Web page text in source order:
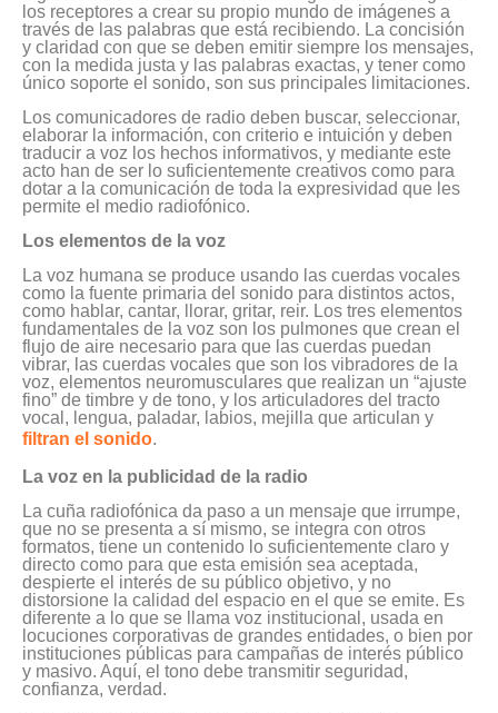
los receptores a crear su propio mundo de imágenes a
través de las palabras que está recibiendo. La concisión
y claridad con que se deben emitir siempre los mensajes,
con la medida justa y las palabras exactas, y tener como
único soporte el sonido, son sus principales limitaciones.
Los comunicadores de radio deben buscar, seleccionar,
elaborar la información, con criterio e intuición y deben
traducir a voz los hechos informativos, y mediante este
acto han de ser lo suficientemente creativos como para
dotar a la comunicación de toda la expresividad que les
permite el medio radiofónico.
Los elementos de la voz
La voz humana se produce usando las cuerdas vocales
como la fuente primaria del sonido para distintos actos,
como hablar, cantar, llorar, gritar, reir. Los tres elementos
fundamentales de la voz son los pulmones que crean el
flujo de aire necesario para que las cuerdas puedan
vibrar, las cuerdas vocales que son los vibradores de la
voz, elementos neuromusculares que realizan un “ajuste
fino” de timbre y de tono, y los articuladores del tracto
vocal, lengua, paladar, labios, mejilla que articulan y
filtran el sonido.
La voz en la publicidad de la radio
La cuña radiofónica da paso a un mensaje que irrumpe,
que no se presenta a sí mismo, se integra con otros
formatos, tiene un contenido lo suficientemente claro y
directo como para que esta emisión sea aceptada,
despierte el interés de su público objetivo, y no
distorsione la calidad del espacio en el que se emite. Es
diferente a lo que se llama voz institucional, usada en
locuciones corporativas de grandes entidades, o bien por
instituciones públicas para campañas de interés público
y masivo. Aquí, el tono debe transmitir seguridad,
confianza, verdad.